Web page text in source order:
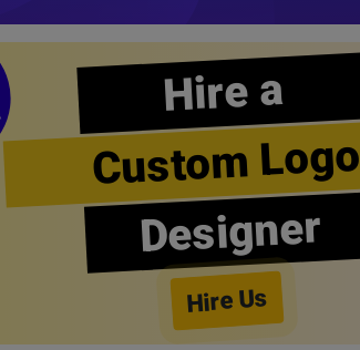
Hire a
Custom Logo
Designer
Hire Us